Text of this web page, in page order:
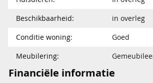
Beschikbaarheid:
in overleg
Conditie woning:
Goed
Meubilering:
Financiële informatie